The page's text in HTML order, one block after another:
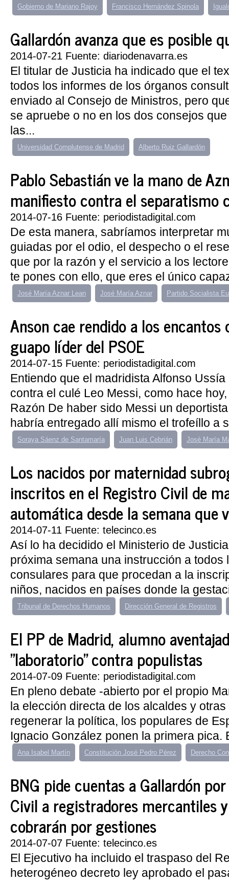
Gobierno de Mariano Rajoy Francisco Hernández Spinola
Gallardón avanza que es posible
2014-07-21 Fuente: diariodenavarra.es
El titular de Justicia ha indicado que el
todos los informes de los órganos
enviado al Consejo de Ministros, pero
se apruebe o no en los dos consejos
las...
Universidad Complutense de Madrid Alberto Ruiz Gallardón
Pablo Sebastián ve la mano de
manifiesto contra el separatismo
2014-07-16 Fuente: periodistadigital.com
De esta manera, sabríamos interpretar
guiadas por el odio, el despecho o el
que por la razón y el servicio a los
te pones con ello, que eres el único
José María Aznar Lean José María Aznar Partido Socialista
Anson cae rendido a los encantos
guapo líder del PSOE
2014-07-15 Fuente: periodistadigital.com
Entiendo que el madridista Alfonso
contra el culé Leo Messi, como hace
Razón De haber sido Messi un
habría entregado allí mismo el trofeíllo a
Soraya Sáenz de Santamaría Juan Luis Cebrián José María
Los nacidos por maternidad
inscritos en el Registro Civil de
automática desde la semana que
2014-07-11 Fuente: telecinco.es
Así lo ha decidido el Ministerio de
próxima semana una instrucción a todos
consulares para que procedan a la
niños, nacidos en países donde la
Tribunal de Derechos Humanos Dirección General de Registros
El PP de Madrid, alumno
"laboratorio" contra populistas
2014-07-09 Fuente: periodistadigital.com
En pleno debate -abierto por el propio
la elección directa de los alcaldes y
regenerar la política, los populares de
Ignacio González ponen la primera pica.
Ana Isabel Martín Constitución José Pedro Pérez Derecho
BNG pide cuentas a Gallardón
Civil a registradores mercantiles
cobrarán por gestiones
2014-07-07 Fuente: telecinco.es
El Ejecutivo ha incluido el traspaso del
heterogéneo decreto ley aprobado el